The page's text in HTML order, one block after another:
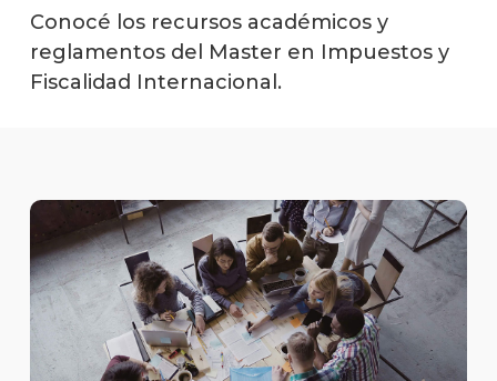
Becas
Conocé los recursos académicos y
reglamentos del Master en Impuestos y
Fiscalidad Internacional.